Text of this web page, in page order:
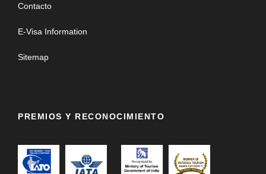
Contacto
E-Visa Information
Sitemap
PREMIOS Y RECONOCIMIENTO